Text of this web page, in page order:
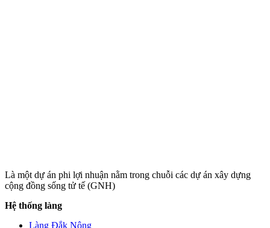
Là một dự án phi lợi nhuận nằm trong chuỗi các dự án xây dựng
cộng đồng sống tử tế (GNH)
Hệ thống làng
Làng Đắk Nông